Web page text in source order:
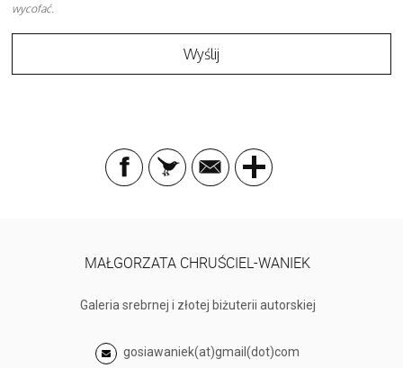
wycofać.
MAŁGORZATA CHRUŚCIEL-WANIEK
Galeria srebrnej i złotej biżuterii autorskiej
gosiawaniek(at)gmail(dot)com